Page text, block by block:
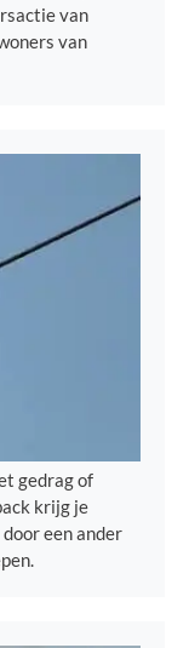
van
van
gedrag of
krijg je
een ander